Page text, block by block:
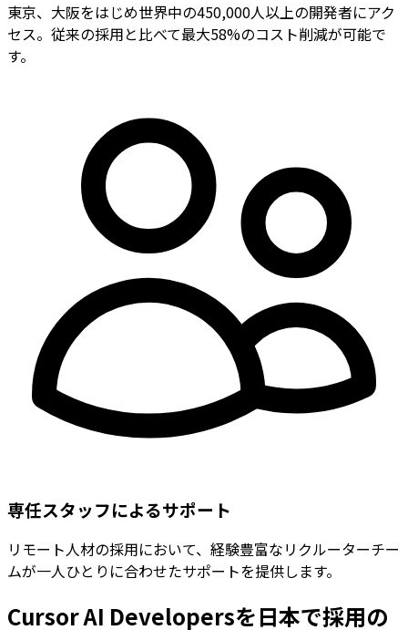
東京、大阪をはじめ世界中の450,000人以上の開発者にアク
セス。従来の採用と比べて最大58%のコスト削減が可能で
す。
専任スタッフによるサポート
リモート人材の採用において、経験豊富なリクルーターチー
ムが一人ひとりに合わせたサポートを提供します。
Cursor AI Developersを日本で採用の